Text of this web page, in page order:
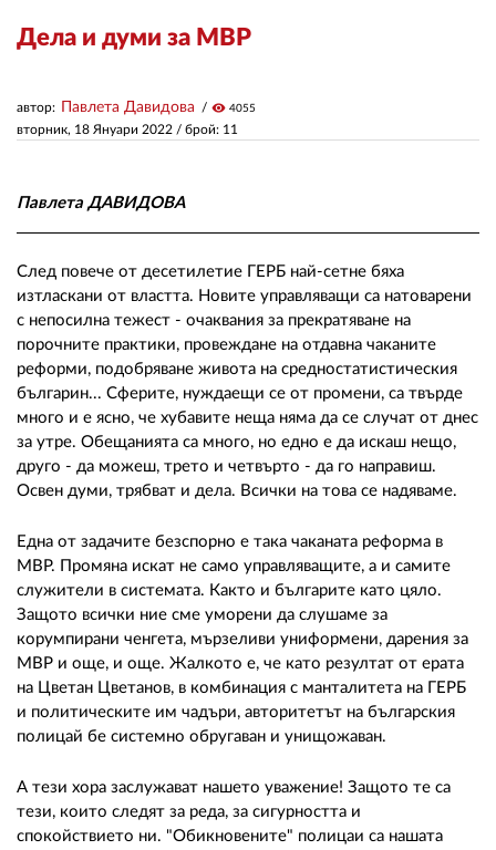
Дела и думи за МВР
вторник, 18 Януари 2022 / брой: 11
автор: Павлета Давидова visibility 4055
Павлета ДАВИДОВА
След повече от десетилетие ГЕРБ най-сетне бяха
изтласкани от властта. Новите управляващи са натоварени
с непосилна тежест - очаквания за прекратяване на
порочните практики, провеждане на отдавна чаканите
реформи, подобряване живота на средностатистическия
българин... Сферите, нуждаещи се от промени, са твърде
много и е ясно, че хубавите неща няма да се случат от днес
за утре. Обещанията са много, но едно е да искаш нещо,
друго - да можеш, трето и четвърто - да го направиш.
Освен думи, трябват и дела. Всички на това се надяваме.
Една от задачите безспорно е така чаканата реформа в
МВР. Промяна искат не само управляващите, а и самите
служители в системата. Както и българите като цяло.
Защото всички ние сме уморени да слушаме за
корумпирани ченгета, мързеливи униформени, дарения за
МВР и още, и още. Жалкото е, че като резултат от ерата
на Цветан Цветанов, в комбинация с манталитета на ГЕРБ
и политическите им чадъри, авторитетът на българския
полицай бе системно обругаван и унищожаван.
А тези хора заслужават нашето уважение! Защото те са
тези, които следят за реда, за сигурността и
спокойствието ни. "Обикновените" полицаи са нашата
ДРУГИ
ЗА НАС
РЕКЛАМА
АБОНАМЕНТ
УСЛОВИЯ ЗА ПОЛЗВАНЕ
ПОЛИТИКА ЗА БИСКВИТКИТЕ
ПОЛИТИКАТА ЗА
ПОВЕРИТЕЛНОСТ
02 975 20 35